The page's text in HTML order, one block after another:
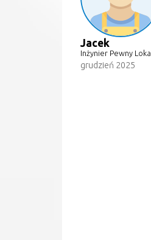
Jacek
Inżynier Pewny Lokal
grudzień 2025